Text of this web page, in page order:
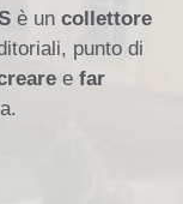
è un collettore
punto di
e far